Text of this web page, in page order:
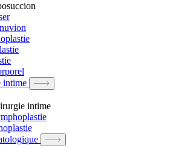
intime
intime